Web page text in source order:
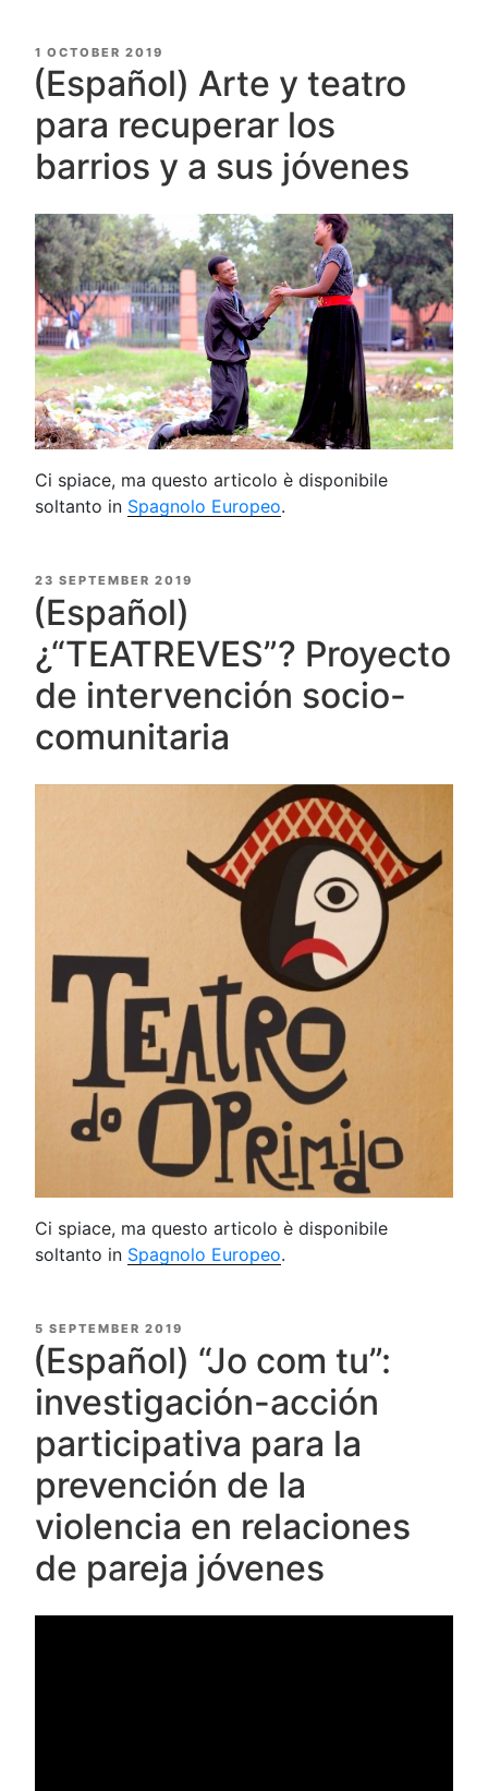
POSTED
ON
1 OCTOBER 2019
(Español) Arte y teatro
para recuperar los
barrios y a sus jóvenes
Ci spiace, ma questo articolo è disponibile
soltanto in Spagnolo Europeo.
POSTED
ON
23 SEPTEMBER 2019
(Español)
¿“TEATREVES”? Proyecto
de intervención socio-
comunitaria
Ci spiace, ma questo articolo è disponibile
soltanto in Spagnolo Europeo.
POSTED
ON
5 SEPTEMBER 2019
(Español) “Jo com tu”:
investigación-acción
participativa para la
prevención de la
violencia en relaciones
de pareja jóvenes